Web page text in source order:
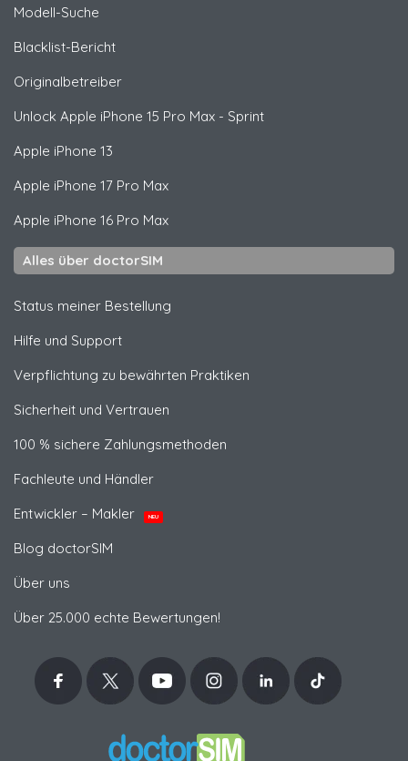
Modell-Suche
Blacklist-Bericht
Originalbetreiber
Unlock Apple iPhone 15 Pro Max - Sprint
Apple iPhone 13
Apple iPhone 17 Pro Max
Apple iPhone 16 Pro Max
Alles über doctorSIM
Status meiner Bestellung
Hilfe und Support
Verpflichtung zu bewährten Praktiken
Sicherheit und Vertrauen
100 % sichere Zahlungsmethoden
Fachleute und Händler
Entwickler – Makler
NEU
Blog doctorSIM
Über uns
Über 25.000 echte Bewertungen!